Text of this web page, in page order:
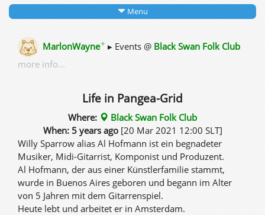
Menu
MarlonWayne✦ ▸ Events @ Black Swan Folk Club
more info...
Life in Pangea-Grid
Where:
Black Swan Folk Club
When: 5 years ago[20 Mar 2021 12:00 SLT]
Willy Sparrow alias Al Hofmann ist ein begnadeter
Musiker, Midi-Gitarrist, Komponist und Produzent.
Al Hofmann, der aus einer Künstlerfamilie stammt,
wurde in Buenos Aires geboren und begann im Alter
von 5 Jahren mit dem Gitarrenspiel.
Heute lebt und arbeitet er in Amsterdam.